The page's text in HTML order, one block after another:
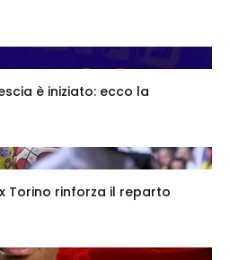
è iniziato: ecco la
Torino rinforza il reparto